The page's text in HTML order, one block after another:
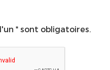
* sont obligatoires.